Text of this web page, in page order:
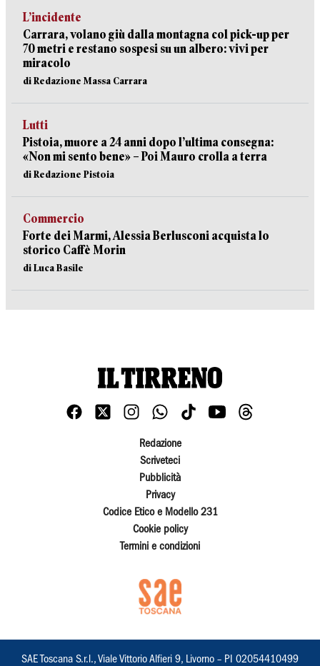
L’incidente
Carrara, volano giù dalla montagna col pick-up per
70 metri e restano sospesi su un albero: vivi per
miracolo
di Redazione Massa Carrara
Lutti
Pistoia, muore a 24 anni dopo l’ultima consegna:
«Non mi sento bene» – Poi Mauro crolla a terra
di Redazione Pistoia
Commercio
Forte dei Marmi, Alessia Berlusconi acquista lo
storico Caffè Morin
di Luca Basile
Redazione
Scriveteci
Pubblicità
Privacy
Codice Etico e Modello 231
Cookie policy
Termini e condizioni
SAE Toscana S.r.l., Viale Vittorio Alfieri 9, Livorno – PI 02054410499